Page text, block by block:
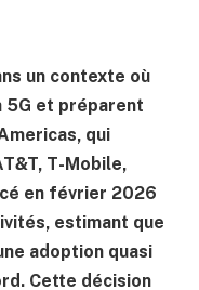
un contexte où
5G et préparent
qui
T-Mobile,
en février 2026
estimant que
adoption quasi
Cette décision